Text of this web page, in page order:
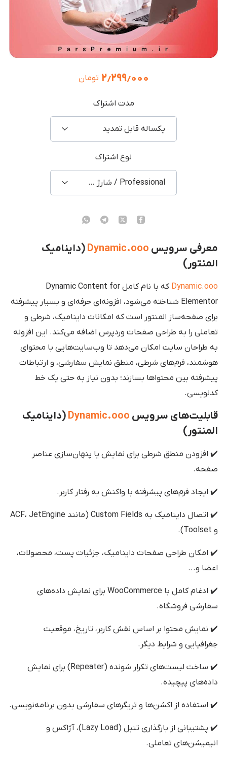
۲٫۲۹۹٫۰۰۰ تومان
مدت اشتراک
یکساله قابل تمدید
نوع اشتراک
Professional / شارژ اکانت شخصی
معرفی سرویس Dynamic.ooo(داینامیک
المنتور)
Dynamic.ooo
که با نام کامل Dynamic Content for
Elementor شناخته می‌شود، افزونه‌ای حرفه‌ای و بسیار پیشرفته
برای صفحه‌ساز المنتور است که امکانات داینامیک، شرطی و
تعاملی را به طراحی صفحات وردپرس اضافه می‌کند. این افزونه
به طراحان سایت امکان می‌دهد تا وب‌سایت‌هایی با محتوای
هوشمند، فرم‌های شرطی، منطق نمایش سفارشی، و ارتباطات
پیشرفته بین محتواها بسازند؛ بدون نیاز به حتی یک خط
کدنویسی.
قابلیت‌های سرویس Dynamic.ooo(داینامیک
المنتور)
✔️ افزودن منطق شرطی برای نمایش یا پنهان‌سازی عناصر
صفحه.
✔️ ایجاد فرم‌های پیشرفته با واکنش به رفتار کاربر.
✔️ اتصال داینامیک به Custom Fields (مانند ACF، JetEngine
و Toolset).
✔️ امکان طراحی صفحات داینامیک، جزئیات پست، محصولات،
اعضا و...
✔️ ادغام کامل با WooCommerce برای نمایش داده‌های
سفارشی فروشگاه.
✔️ نمایش محتوا بر اساس نقش کاربر، تاریخ، موقعیت
جغرافیایی و شرایط دیگر.
✔️ ساخت لیست‌های تکرار شونده (Repeater) برای نمایش
داده‌های پیچیده.
✔️ استفاده از اکشن‌ها و تریگرهای سفارشی بدون برنامه‌نویسی.
✔️ پشتیبانی از بارگذاری تنبل (Lazy Load)، آژاکس و
انیمیشن‌های تعاملی.